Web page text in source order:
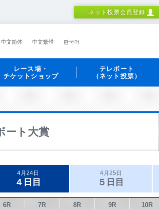
ネット投票会員登録
中文简体 中文繁體 한국어
レース場・
チケットショップ
テレボート
（ネット投票）
ート大賞
4月24日
４日目
4月25日
５日目
6R 7R 8R 9R 10R